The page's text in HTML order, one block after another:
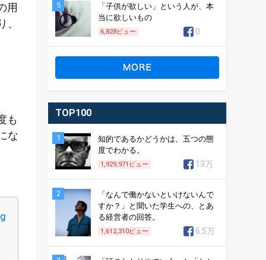
用
も
な
5
「子供が欲しい」という人が、本
当に欲しいもの
6,828ビュー 0
TOP100
1
知的であるかどうかは、五つの態
度でわかる。
1,929,971 ビュー 13万
2
「なんで働かないといけないんで
すか？」と聞いた学生への、とあ
る経営者の回答。
1,612,310ビュー 6.5万